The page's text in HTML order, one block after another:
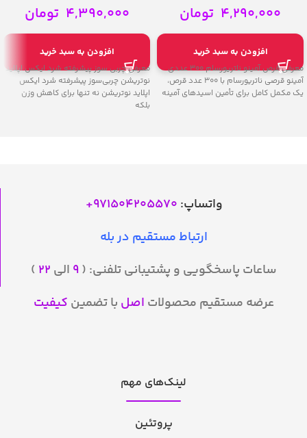
Tablets
4,290,000 تومان
افزودن به سبد خرید
معرفی قرص آمینو ناتریورسام 300 عددی
آمینو قرصی ناتریورسام با ۳۰۰ عدد قرص،
یک مکمل کامل برای تأمین اسیدهای آمینه
4,390,000 تومان
افزودن به سبد خرید
معرفی چربی سوز پیشرفته شرد ایکس اپلاید
نوتریشن چربی‌سوز پیشرفته شرد ایکس
اپلاید نوتریشن نه تنها برای کاهش وزن
بلکه
واتساپ: 971504205570
+
ارتباط مستقیم در بله
ساعات پاسخگویی و پشتیبانی تلفنی: ( ۹ الی ۲۲ )
عرضه مستقیم محصولات اصل با تضمین کیفیت
لینک‌های مهم
پروتئین